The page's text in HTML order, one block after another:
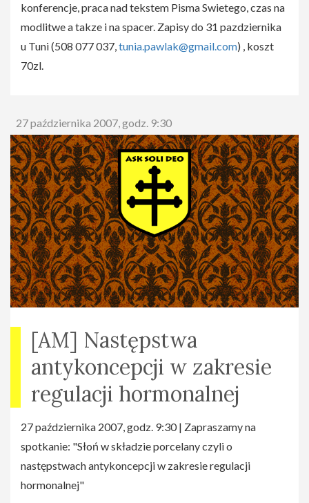
konferencje, praca nad tekstem Pisma Swietego, czas na
modlitwe a takze i na spacer. Zapisy do 31 pazdziernika
u Tuni (508 077 037,tunia.pawlak@gmail.com) , koszt
70zl.
27 października 2007, godz. 9:30
[AM] Następstwa
antykoncepcji w zakresie
regulacji hormonalnej
27 października 2007, godz. 9:30 | Zapraszamy na
spotkanie: "Słoń w składzie porcelany czyli o
następstwach antykoncepcji w zakresie regulacji
hormonalnej"